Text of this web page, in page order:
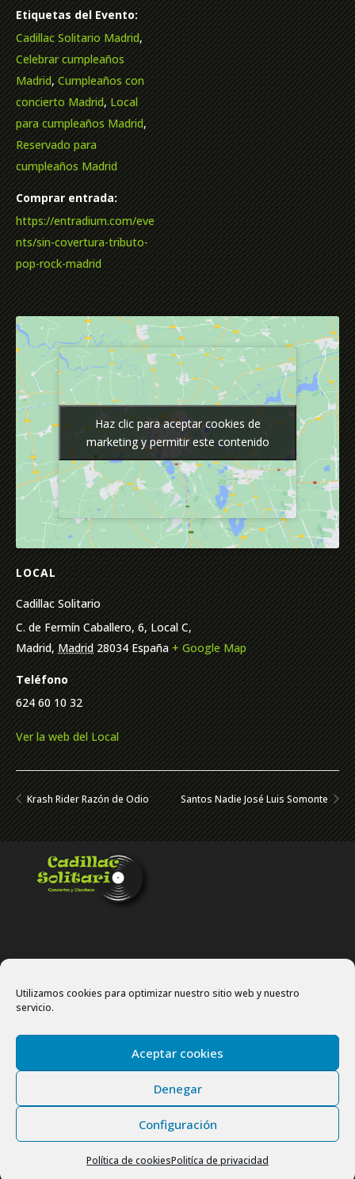
Utilizamos cookies para optimizar nuestro sitio web y nuestro
servicio.
Aceptar cookies
Denegar
Configuración
Política de cookiesPolitíca de privacidad
Etiquetas del Evento:
Cadillac Solitario Madrid,
Celebrar cumpleaños
Madrid,Cumpleaños con
concierto Madrid,Local
para cumpleaños Madrid,
Reservado para
cumpleaños Madrid
Comprar entrada:
https://entradium.com/eve
nts/sin-covertura-tributo-
pop-rock-madrid
LOCAL
Cadillac Solitario
C. de Fermín Caballero, 6, Local C,
Madrid, Madrid 28034 España + Google Map
Teléfono
624 60 10 32
Ver la web del Local
Haz clic para aceptar cookies de
marketing y permitir este contenido
Haz clic para aceptar cookies de
marketing y permitir este contenido
Krash Rider Razón de Odio Santos Nadie José Luis Somonte
Site map
Copyright © 2024 Cadillac Solitario. Todos los derechos
reservados.